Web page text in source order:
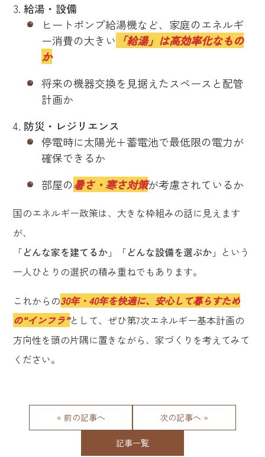
給湯・設備
ヒートポンプ給湯機など、家庭のエネルギ
ー消費の大きい 「給湯」は高効率化なもの
か
将来の機器交換を見据えたスペースと配管
計画か
防災・レジリエンス
停電時に太陽光＋蓄電池で最低限の電力が
確保できるか
部屋の暑さ・寒さ対策が考慮されているか
国のエネルギー政策は、大きな枠組みの話に見えます
が、
「どんな家を建てるか 」「どんな設備を選ぶか 」という
一人ひとりの選択の積み重ねでもあります。
これからの30年・40年を快適に、安心して暮らすため
の“インフラ”として、ぜひ第7次エネルギー基本計画の
方向性を頭の片隅に置きながら、家づくりを考えてみて
ください。
« 前の記事へ
記事一覧
次の記事へ »